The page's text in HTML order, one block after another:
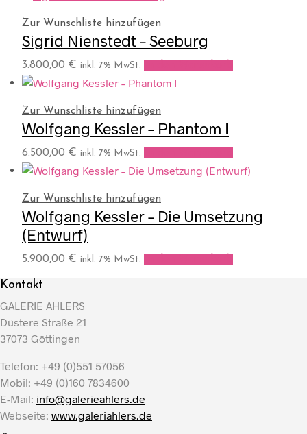
Zur Wunschliste hinzufügen
Sigrid Nienstedt – Seeburg
3.800,00 € inkl. 7% MwSt.
Zur Wunschliste hinzufügen
Wolfgang Kessler – Phantom I
6.500,00 € inkl. 7% MwSt.
Zur Wunschliste hinzufügen
Wolfgang Kessler – Die Umsetzung
(Entwurf)
5.900,00 € inkl. 7% MwSt.
Kontakt
GALERIE AHLERS
Düstere Straße 21
37073 Göttingen
Telefon: +49 (0)551 57056
Mobil: +49 (0)160 7834600
E-Mail: info@galerieahlers.de
Webseite: www.galeriahlers.de